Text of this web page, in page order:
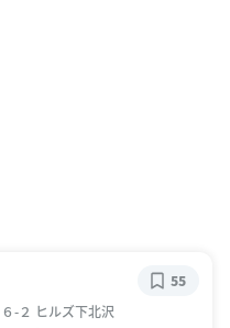
-２ ヒルズ下北沢
55